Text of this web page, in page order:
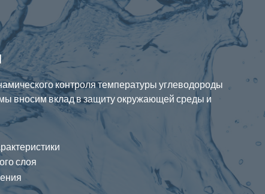
контроля температуры углеводороды
вносим вклад в защиту окружающей среды и
слоя